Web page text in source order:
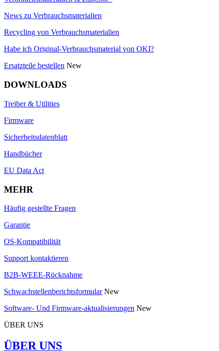
News zu Verbrauchsmaterialien
Recycling von Verbrauchsmaterialien
Habe ich Original-Verbrauchsmaterial von OKI?
Ersatzteile bestellen New
DOWNLOADS
Treiber & Utilities
Firmware
Sicherheitsdatenblatt
Handbücher
EU Data Act
MEHR
Häufig gestellte Fragen
Garantie
OS-Kompatibilität
Support kontaktieren
B2B-WEEE-Rücknahme
Schwachstellenberichtsformular New
Software- Und Firmware-aktualisierungen New
ÜBER UNS
ÜBER UNS